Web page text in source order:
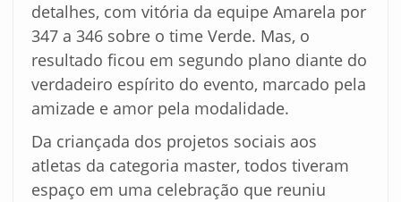
detalhes, com vitória da equipe Amarela por
347 a 346 sobre o time Verde. Mas, o
resultado ficou em segundo plano diante do
verdadeiro espírito do evento, marcado pela
amizade e amor pela modalidade.
Da criançada dos projetos sociais aos
atletas da categoria master, todos tiveram
espaço em uma celebração que reuniu